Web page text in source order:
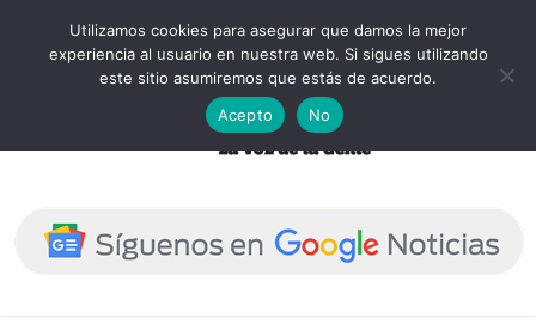
Utilizamos cookies para asegurar que damos la mejor
experiencia al usuario en nuestra web. Si sigues utilizando
este sitio asumiremos que estás de acuerdo.
Acepto
No